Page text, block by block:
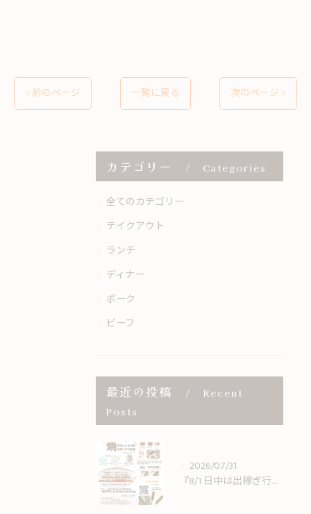
< 前のページ 一覧に戻る 次のページ >
カテゴリー Categories
全てのカテゴリー
テイクアウト
ランチ
ディナー
ポーク
ビーフ
最近の投稿
Recent
Posts
2026/07/31
『8/1 日中は出稼ぎ行ってきますです。